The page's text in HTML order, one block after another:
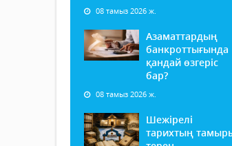
08 тамыз 2026 ж.
Азаматтардың
банкроттығында
қандай өзгеріс
бар?
08 тамыз 2026 ж.
Шежірелі
тарихтың